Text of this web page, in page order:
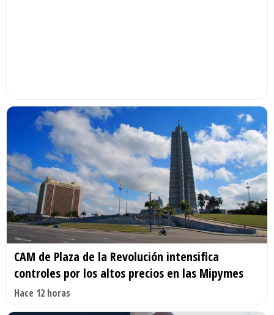
CAM de Plaza de la Revolución intensifica
controles por los altos precios en las Mipymes
Hace 12 horas